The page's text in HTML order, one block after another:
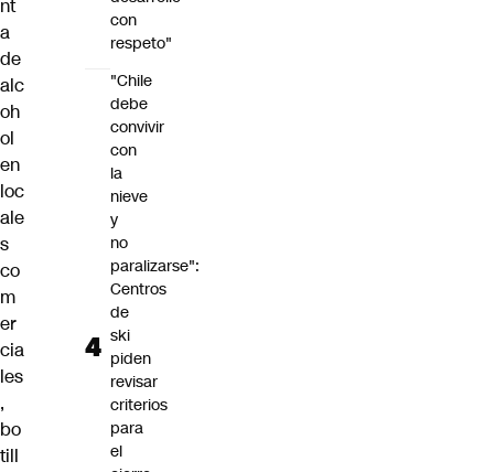
nt
a
de
alc
oh
ol
en
loc
ale
s
co
m
er
cia
les
,
bo
till
con
respeto"
"Chile
debe
convivir
con
la
nieve
y
no
paralizarse":
Centros
de
ski
piden
revisar
criterios
para
el